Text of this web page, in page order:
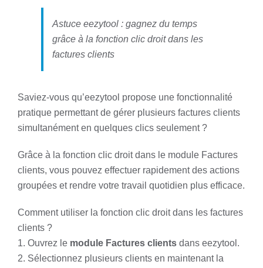
Astuce eezytool : gagnez du temps
grâce à la fonction clic droit dans les
factures clients
Saviez-vous qu’eezytool propose une fonctionnalité
pratique permettant de gérer plusieurs factures clients
simultanément en quelques clics seulement ?
Grâce à la fonction clic droit dans le module Factures
clients, vous pouvez effectuer rapidement des actions
groupées et rendre votre travail quotidien plus efficace.
Comment utiliser la fonction clic droit dans les factures
clients ?
1. Ouvrez le module Factures clientsdans eezytool.
2. Sélectionnez plusieurs clients en maintenant la